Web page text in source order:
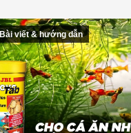
Bài viết & hướng dẫn